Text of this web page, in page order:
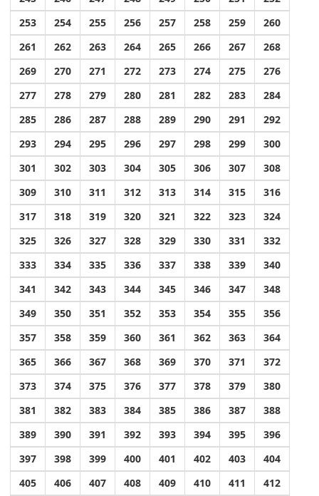
253
254 255 256 257 258 259
260
261
262 263 264 265 266 267
268
269
270 271 272 273 274 275
276
277
278 279 280 281 282 283
284
285
286 287 288 289 290 291
292
293
294 295 296 297 298 299
300
301
302 303 304 305 306 307
308
309
310 311 312 313 314 315
316
317
318 319 320 321 322 323
324
325
326 327 328 329 330 331
332
333
334 335 336 337 338 339
340
341
342 343 344 345 346 347
348
349
350 351 352 353 354 355
356
357
358 359 360 361 362 363
364
365
366 367 368 369 370 371
372
373
374 375 376 377 378 379
380
381
382 383 384 385 386 387
388
389
390 391 392 393 394 395
396
397
398 399 400 401 402 403
404
405
406 407 408 409 410 411
412